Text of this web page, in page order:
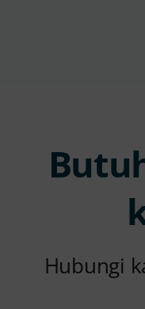
Hubungi